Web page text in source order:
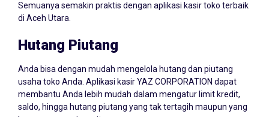
Semuanya semakin praktis dengan aplikasi kasir toko terbaik
di Aceh Utara.
Hutang Piutang
Anda bisa dengan mudah mengelola hutang dan piutang
usaha toko Anda. Aplikasi kasir YAZ CORPORATION dapat
membantu Anda lebih mudah dalam mengatur limit kredit,
saldo, hingga hutang piutang yang tak tertagih maupun yang